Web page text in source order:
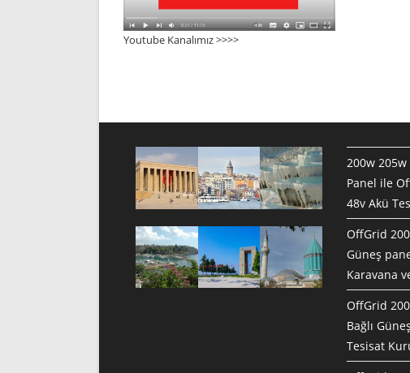
Youtube Kanalımız >>>>
200w
Panel ile
48v Akü
OffGrid
Güneş
Karavana
OffGrid
Bağlı
Tesisat